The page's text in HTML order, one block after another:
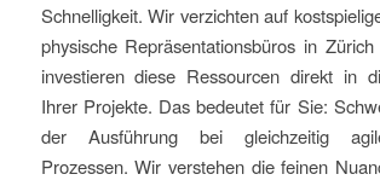
Schnelligkeit. Wir verzichten auf
physische Repräsentationsbüros in
investieren diese Ressourcen direkt in
Ihrer Projekte. Das bedeutet für Sie:
der Ausführung bei gleichzeitig
Prozessen. Wir verstehen die feinen